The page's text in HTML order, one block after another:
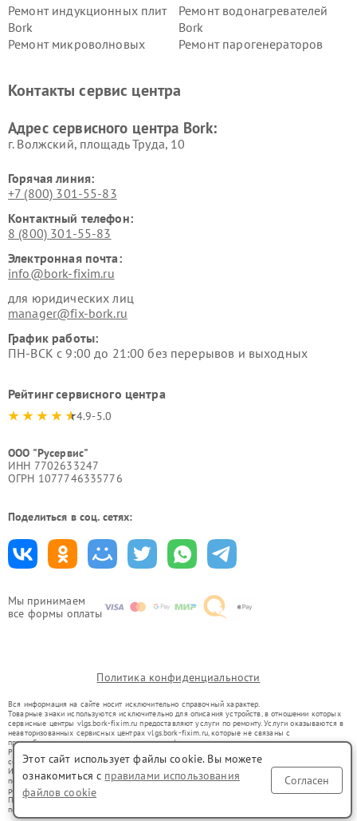
Мы принимаем
все формы оплаты
Ремонт индукционных плит
Bork
Ремонт водонагревателей
Bork
Ремонт микроволновых
Ремонт парогенераторов
воздуха Bork
Bork
Bork
Контакты сервис центра
Адрес сервисного центра Bork:
г. Волжский, площадь Труда, 10
Горячая линия:
+7 (800) 301-55-83
Контактный телефон:
8 (800) 301-55-83
Электронная почта:
info@bork-fixim.ru
для юридических лиц
manager@fix-bork.ru
График работы:
ПН-ВСК с 9:00 до 21:00 без перерывов и выходных
Рейтинг сервисного центра
4.9-5.0
ООО "Русервис"
ИНН 7702633247
ОГРН 1077746335776
Поделиться в соц. сетях:
Политика конфиденциальности
Вся информация на сайте носит исключительно справочный характер.
Товарные знаки используются исключительно для описания устройств, в отношении которых
сервисные центры vlgs.bork-fixim.ru предоставляют услуги по ремонту. Услуги оказываются в
неавторизованных сервисных центрах vlgs.bork-fixim.ru, которые не связаны с
правообладателями товарных знаков или их официальными представителями.
Ремонт осуществляется для устройств, уже введенных в гражданский оборот в соответствии
со статьей 1487 ГК РФ.
Использование товарных знаков не преследует цели индивидуализации услуг или введения
потребителей в заблуждение, а служит для информирования о предоставляемых услугах по
ремонту техники указанных брендов.
Представленная на сайте информация не является публичной офертой, определяемой
положениями Статьи 437(2) Гражданского кодекса РФ
Этот сайт использует файлы cookie. Вы можете
ознакомиться с правилами использования
файлов cookie
Согласен